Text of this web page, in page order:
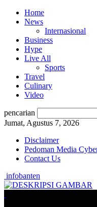
Home
News
Internasional
Business
Hype
Live All
Sports
Travel
Culinary
Video
pencarian
Jumat, Agustus 7, 2026
Disclaimer
Pedoman Media
Contact Us
infobanten